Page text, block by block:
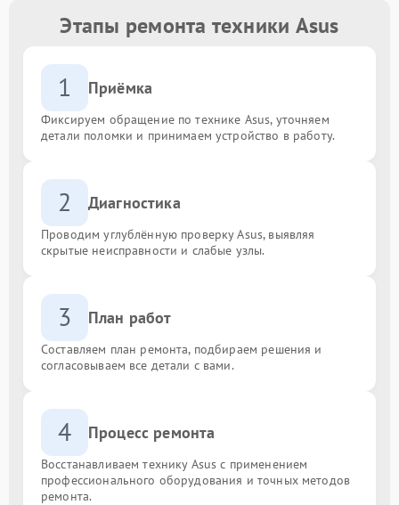
Этапы ремонта техники Asus
1 Приёмка
Фиксируем обращение по технике Asus, уточняем
детали поломки и принимаем устройство в работу.
2 Диагностика
Проводим углублённую проверку Asus, выявляя
скрытые неисправности и слабые узлы.
3 План работ
Составляем план ремонта, подбираем решения и
согласовываем все детали с вами.
4 Процесс ремонта
Восстанавливаем технику Asus с применением
профессионального оборудования и точных методов
ремонта.